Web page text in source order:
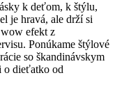
k deťom, k štýlu,
je hravá, ale drží si
efekt z
Ponúkame štýlové
so škandinávskym
o dieťatko od